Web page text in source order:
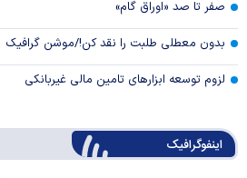
صفر تا صد «اوراق گام»
بدون معطلی طلبت را نقد کن!/موشن گرافیک
لزوم توسعه ابزارهای تامین مالی غیربانکی
اینفوگرافیک